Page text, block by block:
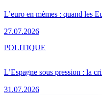
L’euro en mèmes : quand les
27.07.2026
L’Espagne sous pression : la
31.07.2026
POLITIQUE